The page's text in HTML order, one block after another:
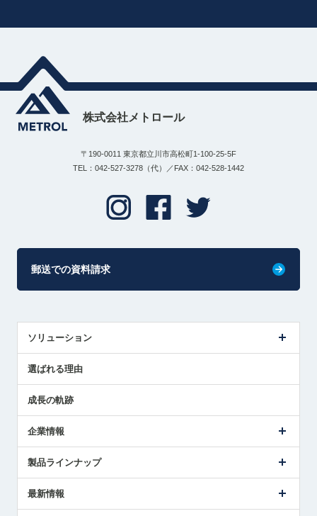
株式会社メトロール
〒190-0011 東京都立川市高松町1-100-25-5F
TEL：042-527-3278（代）／FAX：042-528-1442
郵送での資料請求
ソリューション
解決策提案
選ばれる理由
成長の軌跡
企業情報
ごあいさつ
受賞履歴
製品ラインナップ
ツールセッタ製品
最新情報